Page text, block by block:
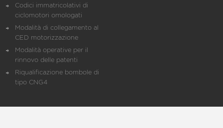
Codici immatricolativi di
ciclomotori omologati
Modalità di collegamento al
CED motorizzazione
Modalità operative per il
rinnovo delle patenti
Riqualificazione bombole di
tipo CNG4